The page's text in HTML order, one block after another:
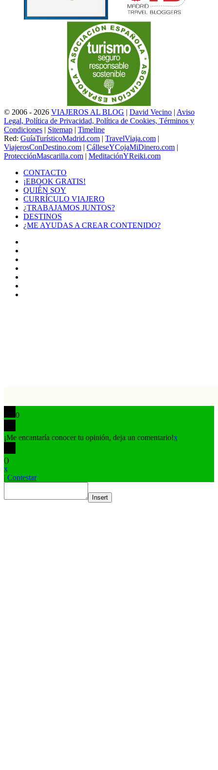
© 2006 - 2026 VIAJEROS AL BLOG | David Vecino | Aviso
Legal, Política de Privacidad, Política de Cookies, Términos y
Condiciones | Sitemap | Timeline
Red: GuíaTurísticoMadrid.com | TravelViaja.com |
ViajerosConDestino.com | CálleseYCojaMiDinero.com |
ProtecciónMascarilla.com | MeditaciónYReiki.com
CONTACTO
¡EBOOK GRATIS!
QUIÉN SOY
CURRÍCULO VIAJERO
¿TRABAJAMOS JUNTOS?
DESTINOS
¿ME AYUDAS A CREAR CONTENIDO?
0
¡Me encantaría conocer tu opinión, deja un comentario!x
()
x
| Contestar
Insert